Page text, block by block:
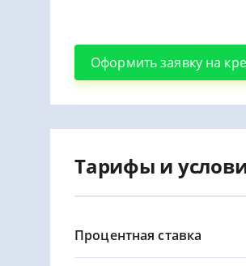
Оформить заявку на
Тарифы и
Процентная ставка